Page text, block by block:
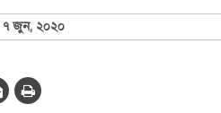
৭ জুন, ২০২০